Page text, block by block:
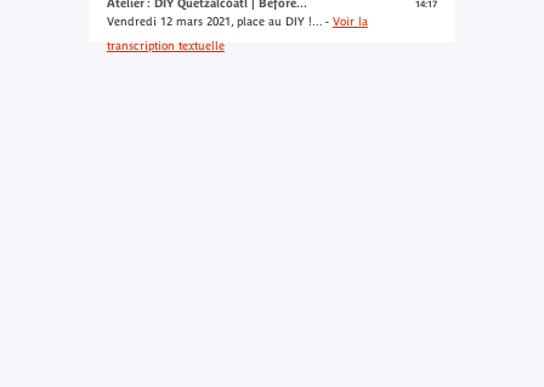
Atelier : DIY Quetzalcóatl | Before...
Vendredi 12 mars 2021, place au DIY !... - Voir la
transcription textuelle
14:17